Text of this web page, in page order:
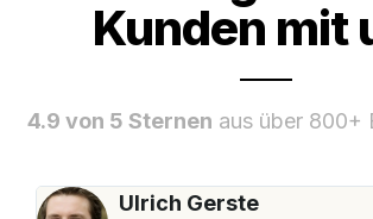
Kunden mit
4.9 von 5 Sternen aus über 800+
Ulrich Gerste